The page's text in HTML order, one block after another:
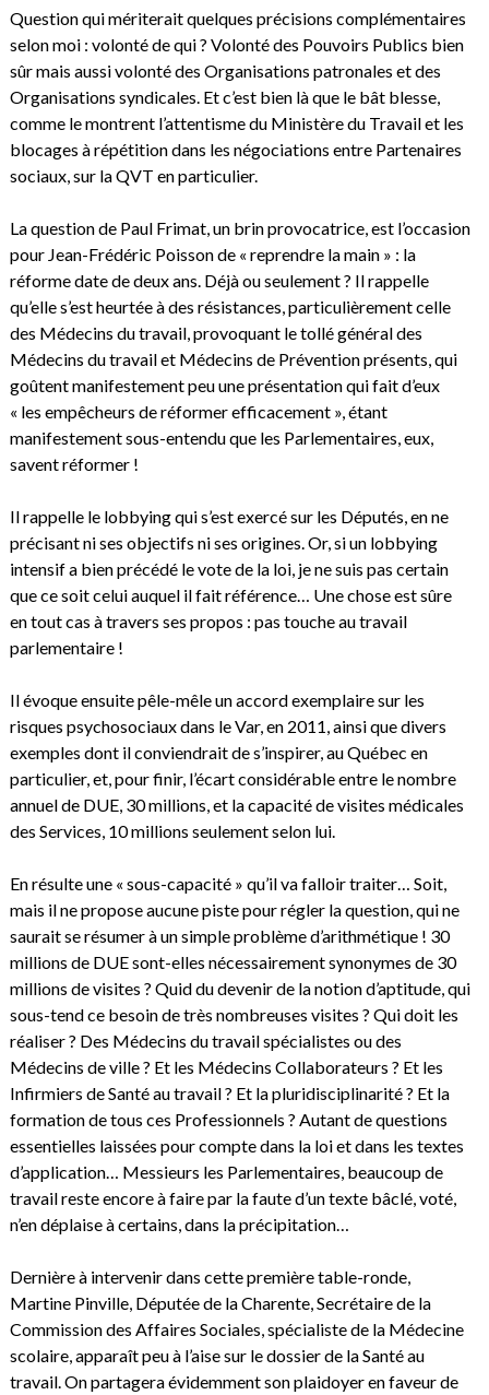
Question qui mériterait quelques précisions complémentaires
selon moi : volonté de qui ? Volonté des Pouvoirs Publics bien
sûr mais aussi volonté des Organisations patronales et des
Organisations syndicales. Et c’est bien là que le bât blesse,
comme le montrent l’attentisme du Ministère du Travail et les
blocages à répétition dans les négociations entre Partenaires
sociaux, sur la QVT en particulier.
La question de Paul Frimat, un brin provocatrice, est l’occasion
pour Jean-Frédéric Poisson de « reprendre la main » : la
réforme date de deux ans. Déjà ou seulement ? Il rappelle
qu’elle s’est heurtée à des résistances, particulièrement celle
des Médecins du travail, provoquant le tollé général des
Médecins du travail et Médecins de Prévention présents, qui
goûtent manifestement peu une présentation qui fait d’eux
« les empêcheurs de réformer efficacement », étant
manifestement sous-entendu que les Parlementaires, eux,
savent réformer !
Il rappelle le lobbying qui s’est exercé sur les Députés, en ne
précisant ni ses objectifs ni ses origines. Or, si un lobbying
intensif a bien précédé le vote de la loi, je ne suis pas certain
que ce soit celui auquel il fait référence… Une chose est sûre
en tout cas à travers ses propos : pas touche au travail
parlementaire !
Il évoque ensuite pêle-mêle un accord exemplaire sur les
risques psychosociaux dans le Var, en 2011, ainsi que divers
exemples dont il conviendrait de s’inspirer, au Québec en
particulier, et, pour finir, l’écart considérable entre le nombre
annuel de DUE, 30 millions, et la capacité de visites médicales
des Services, 10 millions seulement selon lui.
En résulte une « sous-capacité » qu’il va falloir traiter… Soit,
mais il ne propose aucune piste pour régler la question, qui ne
saurait se résumer à un simple problème d’arithmétique ! 30
millions de DUE sont-elles nécessairement synonymes de 30
millions de visites ? Quid du devenir de la notion d’aptitude, qui
sous-tend ce besoin de très nombreuses visites ? Qui doit les
réaliser ? Des Médecins du travail spécialistes ou des
Médecins de ville ? Et les Médecins Collaborateurs ? Et les
Infirmiers de Santé au travail ? Et la pluridisciplinarité ? Et la
formation de tous ces Professionnels ? Autant de questions
essentielles laissées pour compte dans la loi et dans les textes
d’application… Messieurs les Parlementaires, beaucoup de
travail reste encore à faire par la faute d’un texte bâclé, voté,
n’en déplaise à certains, dans la précipitation…
Dernière à intervenir dans cette première table-ronde,
Martine Pinville, Députée de la Charente, Secrétaire de la
Commission des Affaires Sociales, spécialiste de la Médecine
scolaire, apparaît peu à l’aise sur le dossier de la Santé au
travail. On partagera évidemment son plaidoyer en faveur de